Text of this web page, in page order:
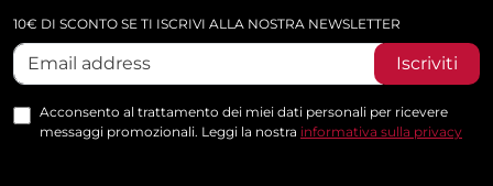
10€ DI SCONTO SE TI ISCRIVI ALLA NOSTRA NEWSLETTER
Iscriviti
Acconsento al trattamento dei miei dati personali per ricevere
messaggi promozionali. Leggi la nostra informativa sulla privacy